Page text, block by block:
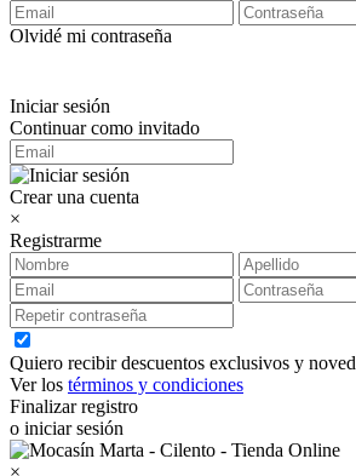
Olvidé mi contraseña
Iniciar sesión
Continuar como invitado
Crear una cuenta
×
Registrarme
Quiero recibir descuentos exclusivos y
Ver los términos y condiciones
Finalizar registro
o iniciar sesión
×